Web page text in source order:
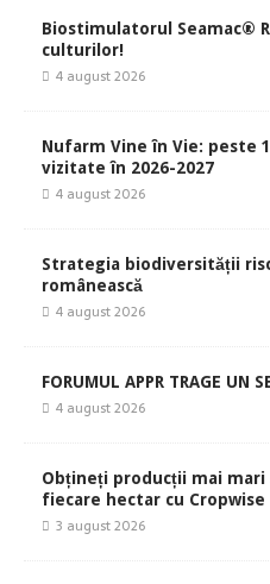
Biostimulatorul Seamac®
culturilor!
4 august 2026
Nufarm Vine în Vie: peste
vizitate în 2026-2027
4 august 2026
Strategia biodiversității
românească
4 august 2026
FORUMUL APPR TRAGE UN
4 august 2026
Obțineți producții mai
fiecare hectar cu Cropwise
3 august 2026